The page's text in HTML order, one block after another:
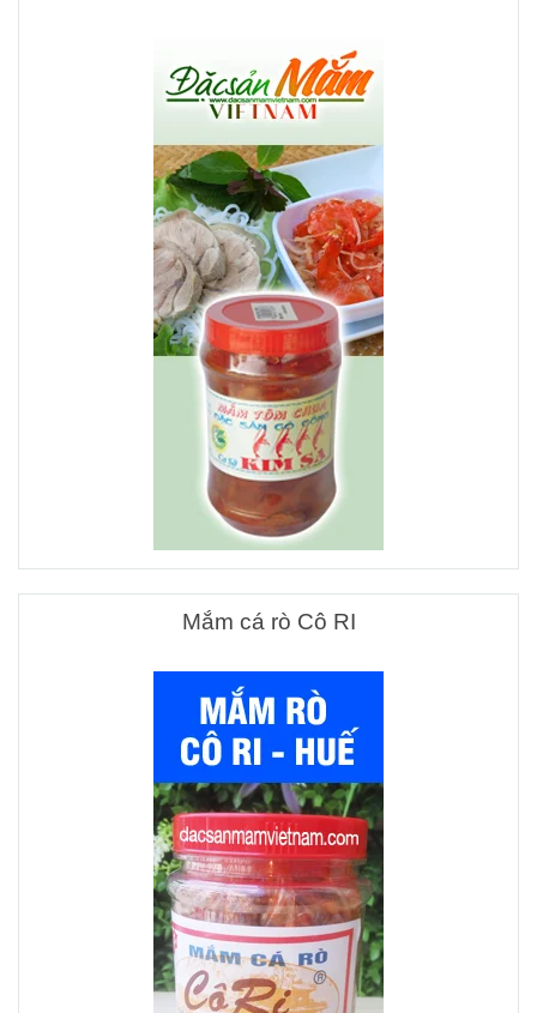
Mắm cá rò Cô RI